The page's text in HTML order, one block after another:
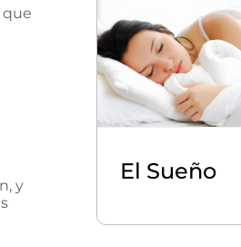
que
y
El Sueño